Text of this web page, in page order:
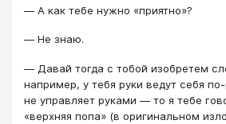
― А как тебе нужно «приятно»?
― Не знаю.
― Давай тогда с тобой изобретем
например, у тебя руки ведут себя
не управляет руками ― то я тебе
«верхняя попа» (в оригинальном